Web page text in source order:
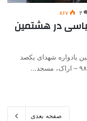
۳ ۸۶۷
در هشتمین
یادواره شهدای یکصد
صفحه بعدی